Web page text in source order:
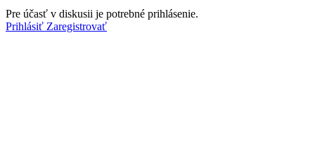
Pre účasť v diskusii je potrebné prihlásenie.
Prihlásiť Zaregistrovať